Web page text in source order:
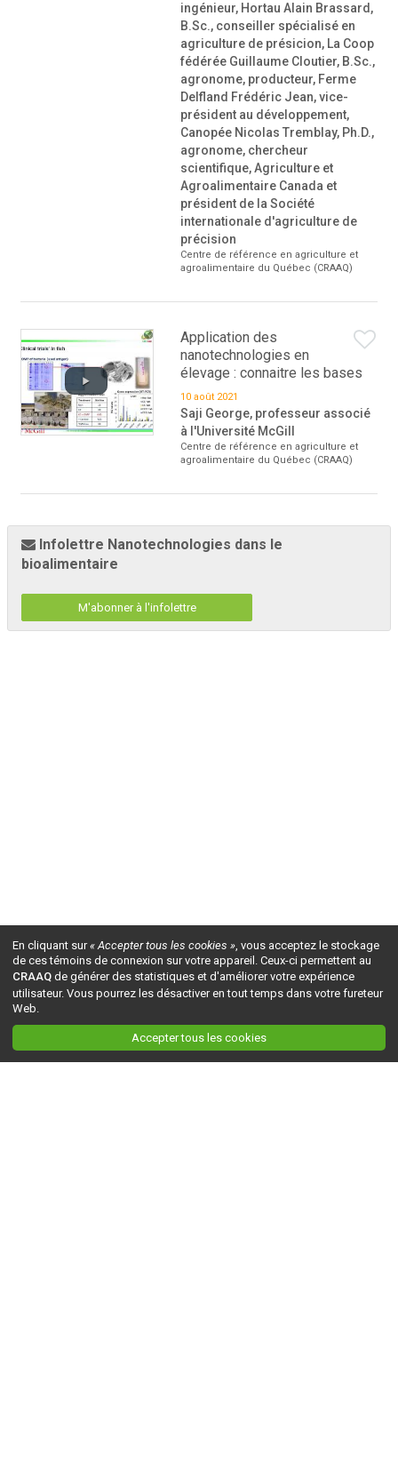
ingénieur, Hortau Alain Brassard,
B.Sc., conseiller spécialisé en
agriculture de présicion, La Coop
fédérée Guillaume Cloutier, B.Sc.,
agronome, producteur, Ferme
Delfland Frédéric Jean, vice-
président au développement,
Canopée Nicolas Tremblay, Ph.D.,
agronome, chercheur
scientifique, Agriculture et
Agroalimentaire Canada et
président de la Société
internationale d'agriculture de
précision
Centre de référence en agriculture et
agroalimentaire du Québec (CRAAQ)
Application des
nanotechnologies en
élevage : connaitre les bases
10 août 2021
Saji George, professeur associé
à l'Université McGill
Centre de référence en agriculture et
agroalimentaire du Québec (CRAAQ)
Infolettre Nanotechnologies dans le
bioalimentaire
M'abonner à l'infolettre
En cliquant sur« Accepter tous les cookies », vous acceptez le stockage
de ces témoins de connexion sur votre appareil. Ceux-ci permettent au
CRAAQ de générer des statistiques et d'améliorer votre expérience
utilisateur. Vous pourrez les désactiver en tout temps dans votre fureteur
Web.
Accepter tous les cookies